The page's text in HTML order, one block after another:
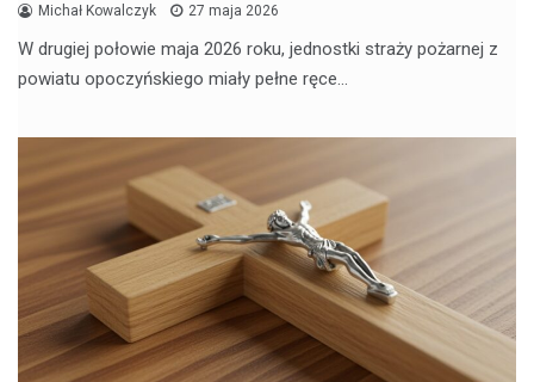
Michał Kowalczyk 27 maja 2026
W drugiej połowie maja 2026 roku, jednostki straży pożarnej z
powiatu opoczyńskiego miały pełne ręce…